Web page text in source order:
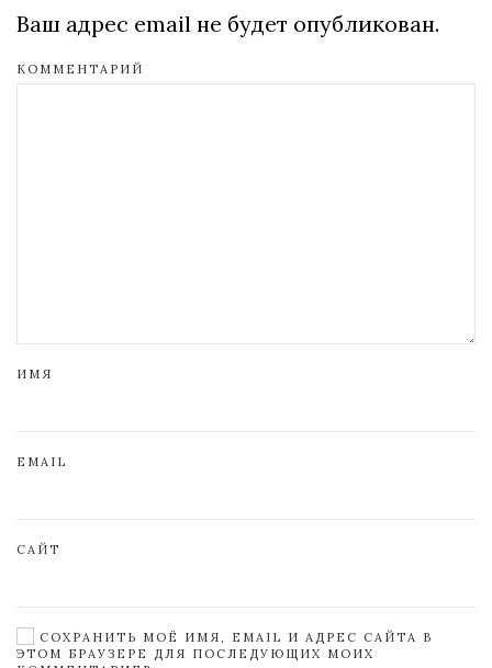
Ваш адрес email не будет опубликован.
КОММЕНТАРИЙ
ИМЯ
EMAIL
САЙТ
СОХРАНИТЬ МОЁ ИМЯ, EMAIL И АДРЕС САЙТА В
ЭТОМ БРАУЗЕРЕ ДЛЯ ПОСЛЕДУЮЩИХ МОИХ